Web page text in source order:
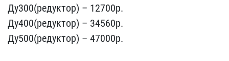
Ду300(редуктор)​ – 12700p.
Ду400(редукто​р) – 34560p.
Ду500(редук​тор) – 47000р.